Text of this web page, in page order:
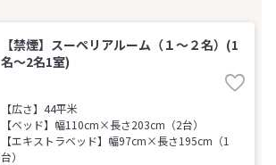
【禁煙】スーペリアルーム（１～２名）(1
名～2名1室)
【広さ】44平米
【ベッド】幅110cm×長さ203cm（2台）
【エキストラベッド】幅97cm×長さ195cm（1
台）